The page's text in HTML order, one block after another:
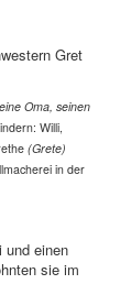
Oma, seinen
Willi,
(Grete)
in der
und einen
sie im